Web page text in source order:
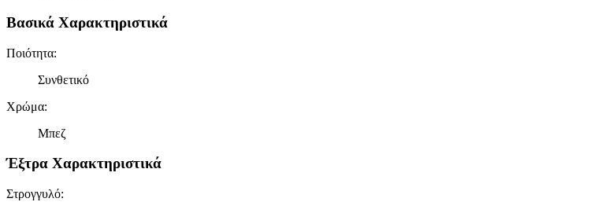
Βασικά Χαρακτηριστικά
Ποιότητα:
Συνθετικό
Χρώμα:
Μπεζ
Έξτρα Χαρακτηριστικά
Στρογγυλό: